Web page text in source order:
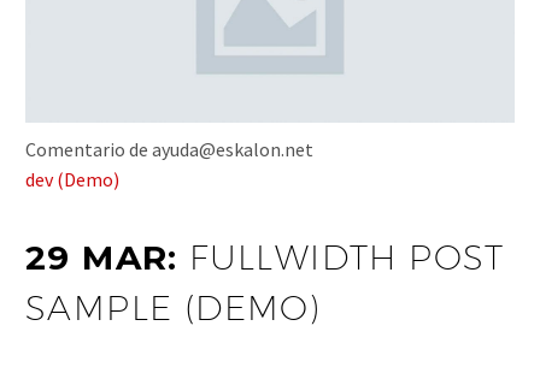
Comentario de ayuda@eskalon.net
dev (Demo)
29 MAR: FULLWIDTH POST
SAMPLE (DEMO)